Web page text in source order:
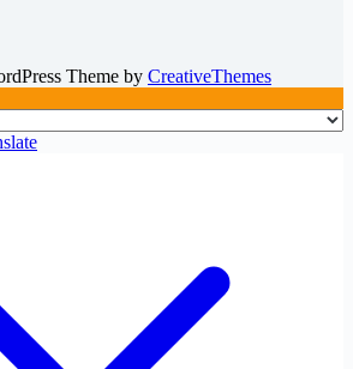
Theme by CreativeThemes